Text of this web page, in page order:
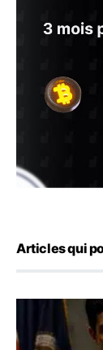
Articles qui
Emploi